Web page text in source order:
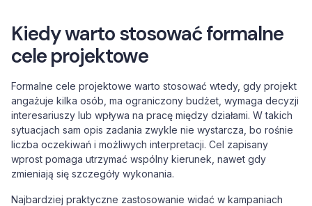
Kiedy warto stosować formalne
cele projektowe
Formalne cele projektowe warto stosować wtedy, gdy projekt
angażuje kilka osób, ma ograniczony budżet, wymaga decyzji
interesariuszy lub wpływa na pracę między działami. W takich
sytuacjach sam opis zadania zwykle nie wystarcza, bo rośnie
liczba oczekiwań i możliwych interpretacji. Cel zapisany
wprost pomaga utrzymać wspólny kierunek, nawet gdy
zmieniają się szczegóły wykonania.
Najbardziej praktyczne zastosowanie widać w kampaniach